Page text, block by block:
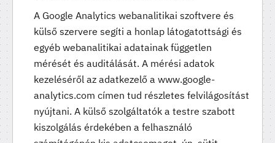
A Google Analytics webanalitikai szoftvere és
külső szervere segíti a honlap látogatottsági és
egyéb webanalitikai adatainak független
mérését és auditálását. A mérési adatok
kezeléséről az adatkezelő a www.google-
analytics.com címen tud részletes felvilágosítást
nyújtani. A külső szolgáltatók a testre szabott
kiszolgálás érdekében a felhasználó